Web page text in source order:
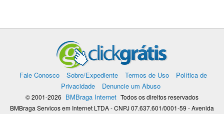
Fale Conosco Sobre/Expediente Termos de Uso
Política de
Privacidade
Denuncie um Abuso
© 2001-2026 BMBraga Internet Todos os direitos reservados
BMBraga Servicos em Internet LTDA - CNPJ 07.637.601/0001-59 - Avenida